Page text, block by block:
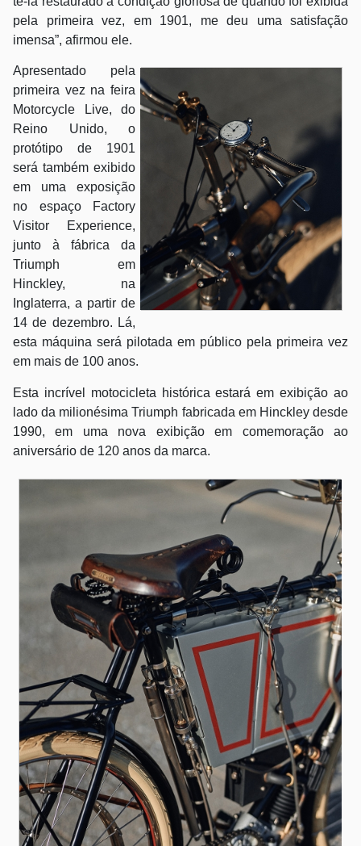
pela primeira vez, em 1901, me deu uma satisfação
imensa”, afirmou ele.
Apresentado pela
primeira vez na feira
Motorcycle Live, do
Reino Unido, o
protótipo de 1901
será também exibido
em uma exposição
no espaço Factory
Visitor Experience,
junto à fábrica da
Triumph em
Hinckley, na
Inglaterra, a partir de
14 de dezembro. Lá,
esta máquina será pilotada em público pela primeira vez
em mais de 100 anos.
Esta incrível motocicleta histórica estará em exibição ao
lado da milionésima Triumph fabricada em Hinckley desde
1990, em uma nova exibição em comemoração ao
aniversário de 120 anos da marca.